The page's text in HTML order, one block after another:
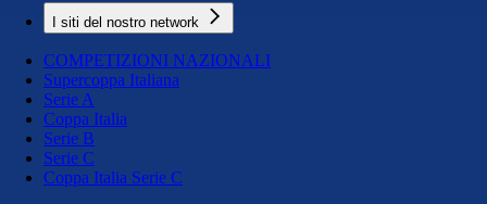
I siti del nostro network
COMPETIZIONI NAZIONALI
Supercoppa Italiana
Serie A
Coppa Italia
Serie B
Serie C
Coppa Italia Serie C